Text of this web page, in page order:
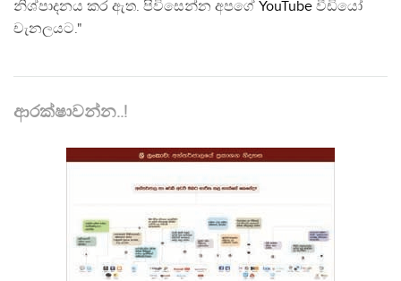
නිශ්පාදනය කර ඇත. පිවිසෙන්න අපගේ YouTube වීඩියෝ
චැනලයට."
ආරක්ෂාවන්න..!